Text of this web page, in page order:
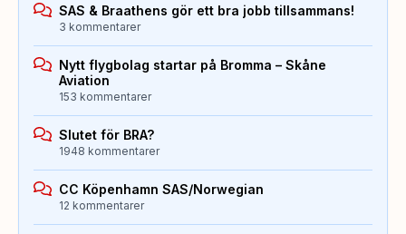
SAS & Braathens gör ett bra jobb tillsammans!
3 kommentarer
Nytt flygbolag startar på Bromma – Skåne
Aviation
153 kommentarer
Slutet för BRA?
1948 kommentarer
CC Köpenhamn SAS/Norwegian
12 kommentarer